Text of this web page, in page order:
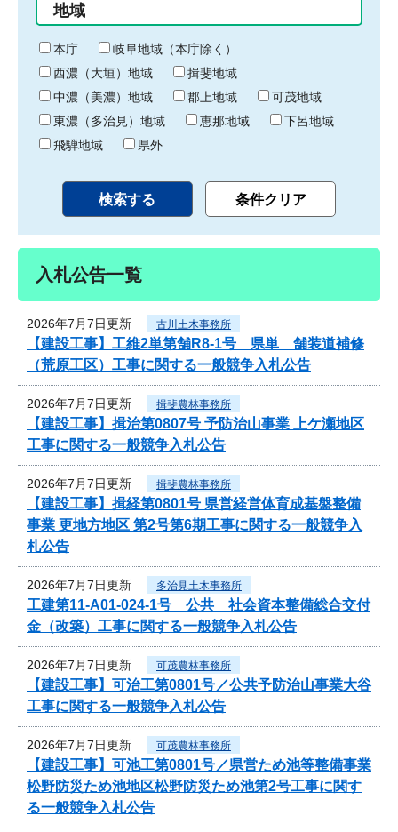
り
終
わ
り
地域
本庁
岐阜地域（本庁除く）
西濃（大垣）地域
揖斐地域
中濃（美濃）地域
郡上地域
可茂地域
東濃（多治見）地域
恵那地域
下呂地域
飛騨地域
県外
入札公告一覧
2026年7月7日更新 古川土木事務所
【建設工事】工維2単第舗R8-1号 県単 舗装道補修
（荒原工区）工事に関する一般競争入札公告
2026年7月7日更新 揖斐農林事務所
【建設工事】揖治第0807号 予防治山事業 上ケ瀬地区
工事に関する一般競争入札公告
2026年7月7日更新 揖斐農林事務所
【建設工事】揖経第0801号 県営経営体育成基盤整備
事業 更地方地区 第2号第6期工事に関する一般競争入
札公告
2026年7月7日更新 多治見土木事務所
工建第11-A01-024-1号 公共 社会資本整備総合交付
金（改築）工事に関する一般競争入札公告
2026年7月7日更新 可茂農林事務所
【建設工事】可治工第0801号／公共予防治山事業大谷
工事に関する一般競争入札公告
2026年7月7日更新 可茂農林事務所
【建設工事】可池工第0801号／県営ため池等整備事業
松野防災ため池地区松野防災ため池第2号工事に関す
る一般競争入札公告